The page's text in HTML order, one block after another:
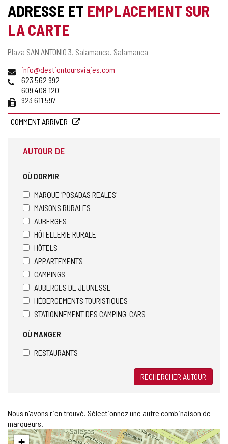
ADRESSE ET EMPLACEMENT SUR
LA CARTE
Adresse
Plaza SAN ANTONIO 3. Salamanca. Salamanca
Adresse
de
courrier
électronique
info@destiontoursviajes.com
Téléphones
623 562 992
609 408 120
Fax 923 611 597
COMMENT ARRIVER
AUTOUR DE
OÙ DORMIR
MARQUE 'POSADAS REALES'
MAISONS RURALES
AUBERGES
HÔTELLERIE RURALE
HÔTELS
APPARTEMENTS
CAMPINGS
AUBERGES DE JEUNESSE
HÉBERGEMENTS TOURISTIQUES
STATIONNEMENT DES CAMPING-CARS
OÙ MANGER
RESTAURANTS
RECHERCHER AUTOUR
Nous n'avons rien trouvé. Sélectionnez une autre combinaison de
marqueurs.
Sauter